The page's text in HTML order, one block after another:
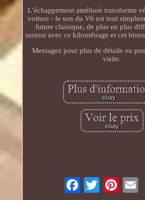
L’échappement amélioré transforme
voiture - le son du V6 est tout
future classique, de plus en plus
surtout avec ce kilométrage et cet
Messagez pour plus de détails ou
visite.